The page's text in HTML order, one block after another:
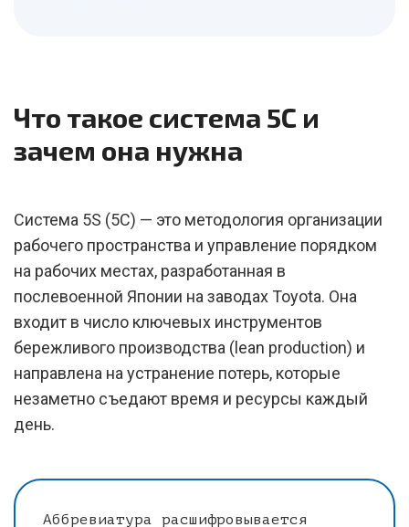
Что такое система 5С и
зачем она нужна
Система 5S (5С) — это методология организации
рабочего пространства и управление порядком
на рабочих местах, разработанная в
послевоенной Японии на заводах Toyota. Она
входит в число ключевых инструментов
бережливого производства (lean production) и
направлена на устранение потерь, которые
незаметно съедают время и ресурсы каждый
день.
Аббревиатура расшифровывается